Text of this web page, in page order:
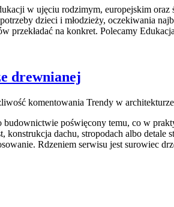
w ujęciu rodzimym, europejskim oraz
dzieci i młodzieży, oczekiwania
przekładać na konkret. Polecamy
drewnianej
komentowania Trendy w
poświęcony temu, co w
konstrukcja dachu, stropodach albo
Rdzeniem serwisu jest surowiec